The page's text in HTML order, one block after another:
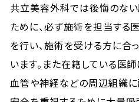
共立美容外科では後悔のな
ために、必ず施術を担当する
を行い、施術を受ける方に合
います。また在籍している医
血管や神経などの周辺組織に